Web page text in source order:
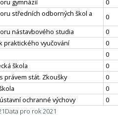
gymnázií
0
středních odborných škol a
0
nástavbového studia
0
praktického vyučování
0
0
škola
0
právem stát. Zkoušky
0
0
ochranné výchovy
0
Data pro rok 2021